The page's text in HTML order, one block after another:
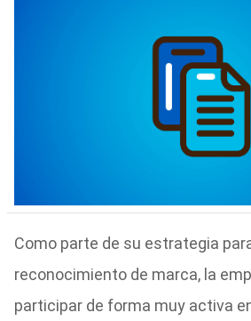
Como parte de su estrategia
reconocimiento de marca, la
participar de forma muy activa